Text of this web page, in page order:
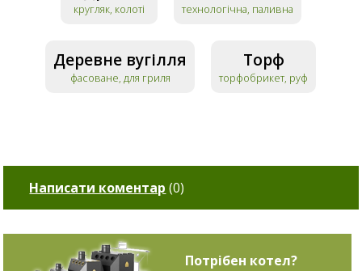
кругляк, колоті технологічна, паливна
Деревне вугілля
фасоване, для гриля
Торф
торфобрикет, руф
Написати коментар (0)
Потрібен котел?